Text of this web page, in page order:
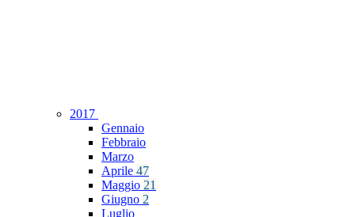
2017
Gennaio
Febbraio
Marzo
Aprile 47
Maggio 21
Giugno 2
Luglio